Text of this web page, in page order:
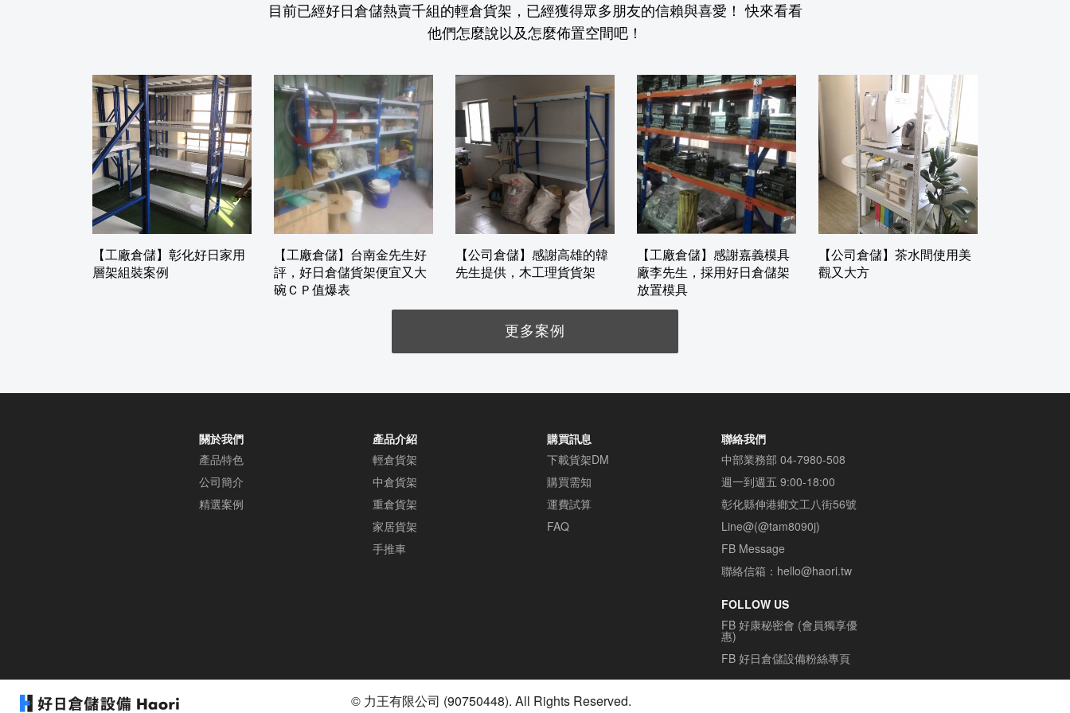
目前已經好日倉儲熱賣千組的輕倉貨架，已經獲得眾多朋友的信賴與喜愛！ 快來看看
他們怎麼說以及怎麼佈置空間吧！
【工廠倉儲】彰化好日家用
層架組裝案例
【工廠倉儲】台南金先生好
評，好日倉儲貨架便宜又大
碗ＣＰ值爆表
【公司倉儲】感謝高雄的韓
先生提供，木工理貨貨架
【工廠倉儲】感謝嘉義模具
廠李先生，採用好日倉儲架
放置模具
【公司倉儲】茶水間使用美
觀又大方
更多案例
關於我們
產品特色
公司簡介
精選案例
產品介紹
輕倉貨架
中倉貨架
重倉貨架
家居貨架
手推車
購買訊息
下載貨架DM
購買需知
運費試算
FAQ
聯絡我們
中部業務部 04-7980-508
週一到週五 9:00-18:00
彰化縣伸港鄉文工八街56號
Line@(@tam8090j)
FB Message
聯絡信箱： hello@haori.tw
FOLLOW US
FB 好康秘密會 (會員獨享優
惠)
FB 好日倉儲設備粉絲專頁
© 力王有限公司 (90750448). All Rights Reserved.